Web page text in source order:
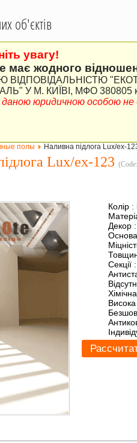
об'єктів
увагу!
має жодного
У М. КИЇВІ, МФО 380805
даною юридичною особою
полы Наливна підлога Lux/ex-
Lux/ex-123
Колір :
Декор
Основа
Секції :
Хімічна
Висока